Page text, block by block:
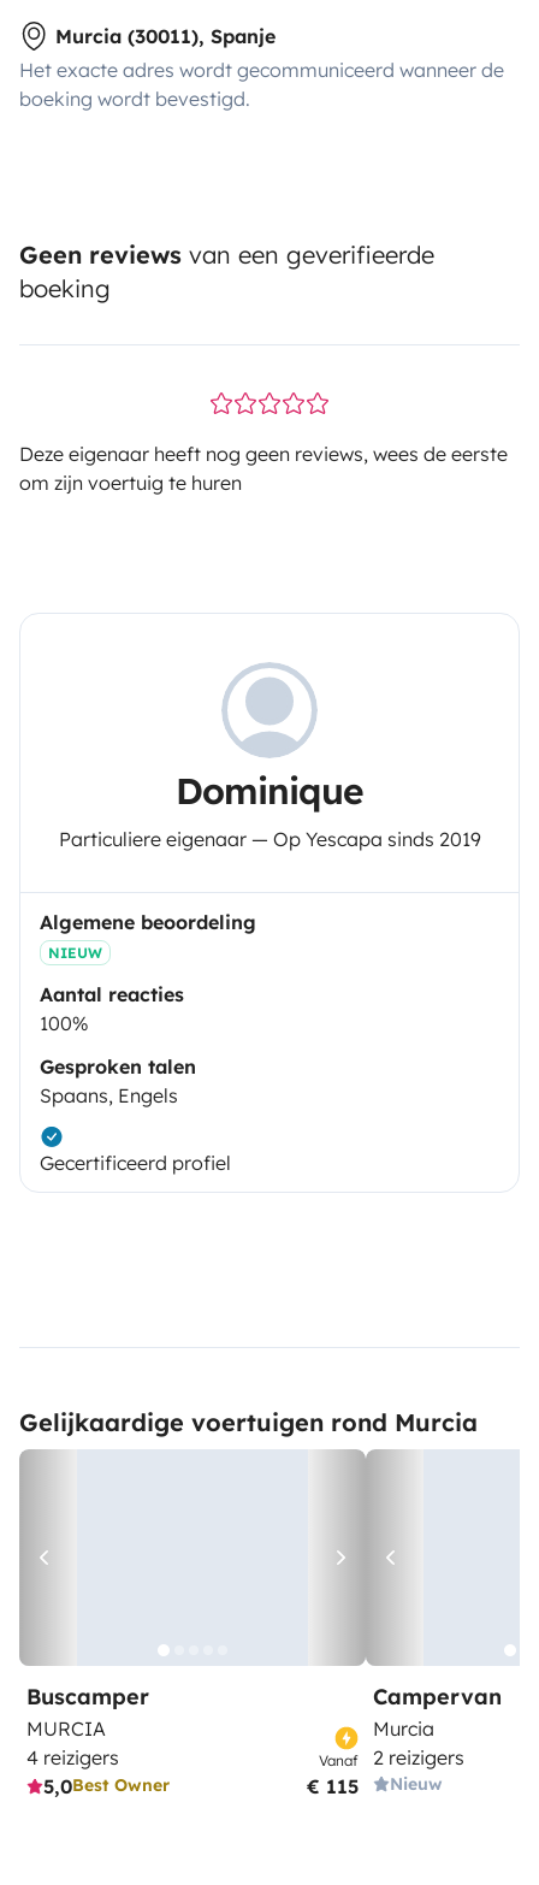
Murcia (30011), Spanje
Het exacte adres wordt gecommuniceerd wanneer de
boeking wordt bevestigd.
Geen reviews van een geverifieerde
boeking
Deze eigenaar heeft nog geen reviews, wees de eerste
om zijn voertuig te huren
Dominique
Particuliere eigenaar — Op Yescapa sinds 2019
Algemene beoordeling
NIEUW
Aantal reacties
100%
Gesproken talen
Spaans, Engels
Gecertificeerd profiel
Gelijkaardige voertuigen rond Murcia
Buscamper
MURCIA
4 reizigers
5,0Best Owner
Vanaf
€ 115
Campervan
Murcia
2 reizigers
Nieuw